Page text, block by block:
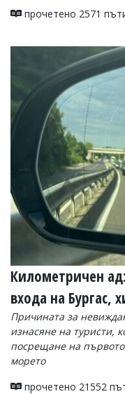
email:
въвеждат
от
читателите
редакцията
отговорност
за
тях!
за
вас
коментар,
сигнализирайте
ни!
прочетено 2571
Километричен
входа на Бургас,
Причината за
изнасяне на туристи,
посрещане на
морето
прочетено 21552